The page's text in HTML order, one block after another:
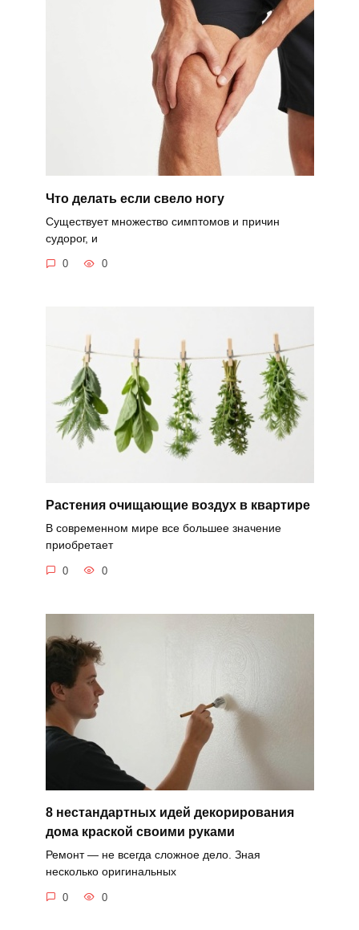
Что делать если свело ногу
Существует множество симптомов и причин
судорог, и
0 0
Растения очищающие воздух в квартире
В современном мире все большее значение
приобретает
0 0
8 нестандартных идей декорирования
дома краской своими руками
Ремонт — не всегда сложное дело. Зная
несколько оригинальных
0 0